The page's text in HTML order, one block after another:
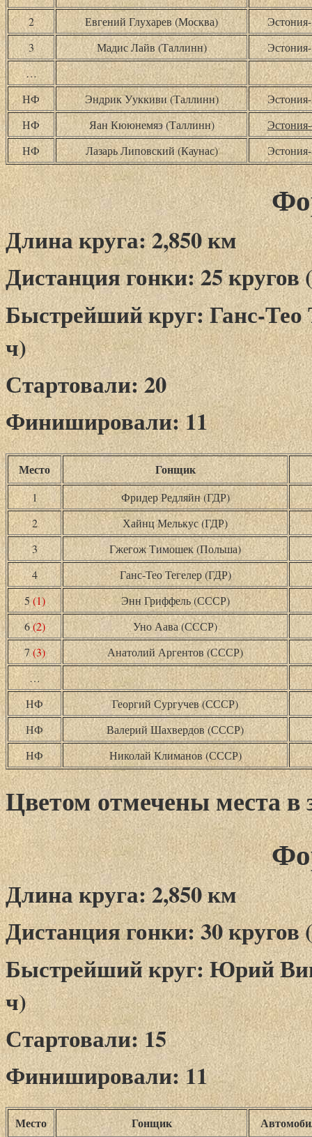
2 Евгений Глухарев (Москва)
3
Мадис Лайв (Таллинн)
…
НФ
Эндрик Ууккиви (Таллинн)
НФ
Яан Кююнемяэ (Таллинн)
НФ
Лазарь Липовский (Каунас)
Длина круга: 2,850 км
Дистанция гонки: 25 кругов
Быстрейший круг: Ганс-Тео
ч)
Стартовали: 20
Финишировали: 11
Место Гонщик
1
Фридер Редляйн (ГДР)
2
Хайнц Мелькус (ГДР)
3
Гжегож Тимошек (Польша)
4
Ганс-Тео Тегелер (ГДР)
5(1)
Энн Гриффель (СССР)
6(2)
Уно Аава (СССР)
7(3)
Анатолий Аргентов (СССР)
…
НФ
Георгий Сургучев (СССР)
НФ
Валерий Шахвердов (СССР)
НФ
Николай Климанов (СССР)
Цветом отмечены места в
Длина круга: 2,850 км
Дистанция гонки: 30 кругов
Быстрейший круг: Юрий
ч)
Стартовали: 15
Финишировали: 11
Место Гонщик